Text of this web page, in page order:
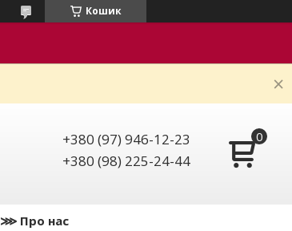
Кошик
+380 (97) 946-12-23
+380 (98) 225-24-44
⋙ Про нас